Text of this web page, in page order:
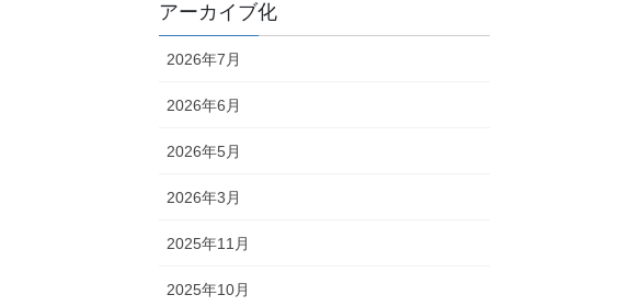
アーカイブ化
2026年7月
2026年6月
2026年5月
2026年3月
2025年11月
2025年10月